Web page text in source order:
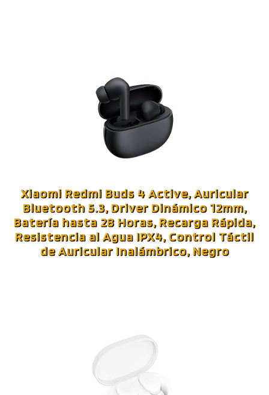
Xiaomi Redmi Buds 4 Active, Auricular
Bluetooth 5.3, Driver Dinámico 12mm,
Batería hasta 28 Horas, Recarga Rápida,
Resistencia al Agua IPX4, Control Táctil
de Auricular Inalámbrico, Negro